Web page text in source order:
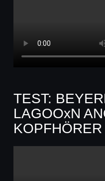
TEST:
LAGOOxN
KOPFHÖRER